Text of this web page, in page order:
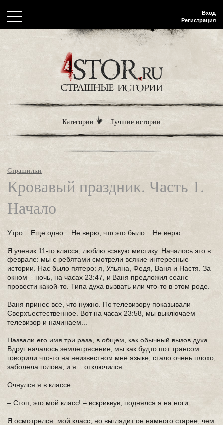
Вход
Регистрация
Категории Лучшие истории
Страшилки
Кровавый праздник. Часть 1.
Начало
Утро... Еще одно... Не верю, что это было... Не верю.
Я ученик 11-го класса, люблю всякую мистику. Началось это в
феврале: мы с ребятами смотрели всякие интересные
истории. Нас было пятеро: я, Ульяна, Федя, Ваня и Настя. За
окном – ночь, на часах 23:47, и Ваня предложил сеанс
провести какой-то. Типа духа вызвать или что-то в этом роде.
Ваня принес все, что нужно. По телевизору показывали
Сверхъестественное. Вот на часах 23:58, мы выключаем
телевизор и начинаем...
Назвали его имя три раза, в общем, как обычный вызов духа.
Вдруг началось землетрясение, мы как будто пот трансом
говорили что-то на неизвестном мне языке, стало очень плохо,
заболела голова, и я... отключился.
Очнулся я в классе...
– Стоп, это мой класс! – вскрикнув, поднялся я на ноги.
Я осмотрелся: мой класс, но выглядит он намного старее, чем